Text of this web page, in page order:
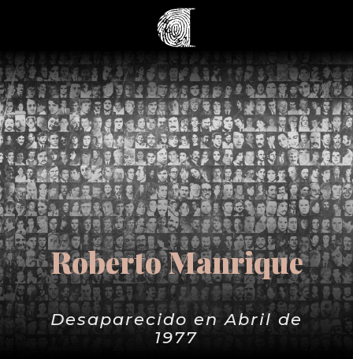
Roberto Manrique
Desaparecido en Abril de
1977